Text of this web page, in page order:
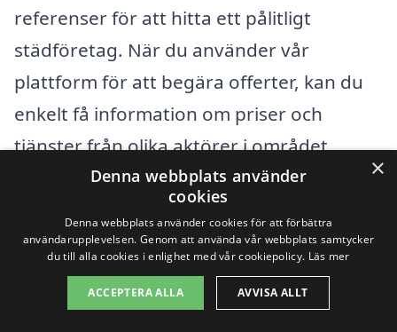
referenser för att hitta ett pålitligt
städföretag. När du använder vår
plattform för att begära offerter, kan du
enkelt få information om priser och
tjänster från olika aktörer i området,
vilket ger dig bättre möjlighet att fatta ett
informerat beslut för din
Fagerfjäll.
Få 3 erbjudanden, gratis och utan
×
Denna webbplats använder
cookies
Denna webbplats använder cookies för att förbättra
användarupplevelsen. Genom att använda vår webbplats samtycker
du till alla cookies i enlighet med vår cookiepolicy. Läs mer
ACCEPTERA ALLA AVVISA ALLT